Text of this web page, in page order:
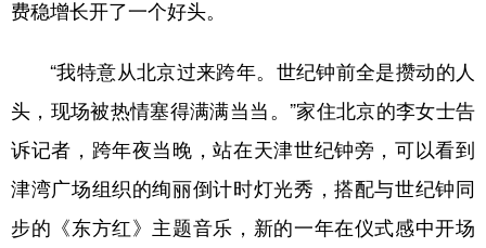
学术中国 乡村振兴
彩票 娱乐 时尚 悦读
公益 一带一路 亚太网 上市公司
文化产业
费稳增长开了一个好头。
“我特意从北京过来跨年。世纪钟前全是攒动的人
头，现场被热情塞得满满当当。”家住北京的李女士告
诉记者，跨年夜当晚，站在天津世纪钟旁，可以看到
津湾广场组织的绚丽倒计时灯光秀，搭配与世纪钟同
步的《东方红》主题音乐，新的一年在仪式感中开场